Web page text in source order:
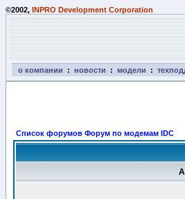
©2002, INPRO Development Corporation
о компании : новости : модели :
Список форумов Форум по модемам IDC